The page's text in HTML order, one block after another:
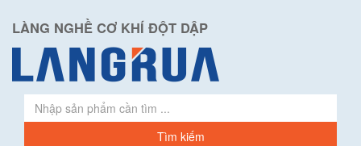
LÀNG NGHỀ CƠ KHÍ ĐỘT DẬP